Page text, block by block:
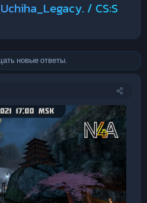
/ CS:S
новые ответы.